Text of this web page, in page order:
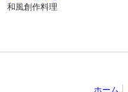
和風創作料理
ホーム